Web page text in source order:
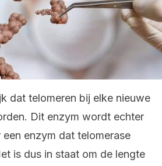
dat telomeren bij elke nieuwe
Dit enzym wordt echter
enzym dat telomerase
is dus in staat om de lengte